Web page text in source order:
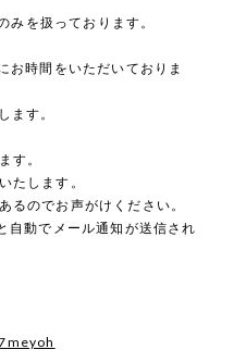
を扱っております。
お時間をいただいておりま
ます。
す。
たします。
るのでお声がけください。
自動でメール通知が送信され